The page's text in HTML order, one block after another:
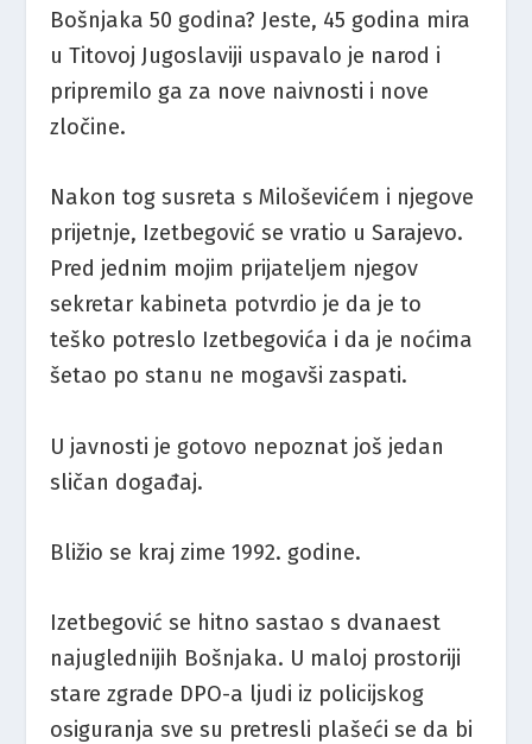
Bošnjaka 50 godina? Jeste, 45 godina mira
u Titovoj Jugoslaviji uspavalo je narod i
pripremilo ga za nove naivnosti i nove
zločine.
Nakon tog susreta s Miloševićem i njegove
prijetnje, Izetbegović se vratio u Sarajevo.
Pred jednim mojim prijateljem njegov
sekretar kabineta potvrdio je da je to
teško potreslo Izetbegovića i da je noćima
šetao po stanu ne mogavši zaspati.
U javnosti je gotovo nepoznat još jedan
sličan događaj.
Bližio se kraj zime 1992. godine.
Izetbegović se hitno sastao s dvanaest
najuglednijih Bošnjaka. U maloj prostoriji
stare zgrade DPO-a ljudi iz policijskog
osiguranja sve su pretresli plašeći se da bi